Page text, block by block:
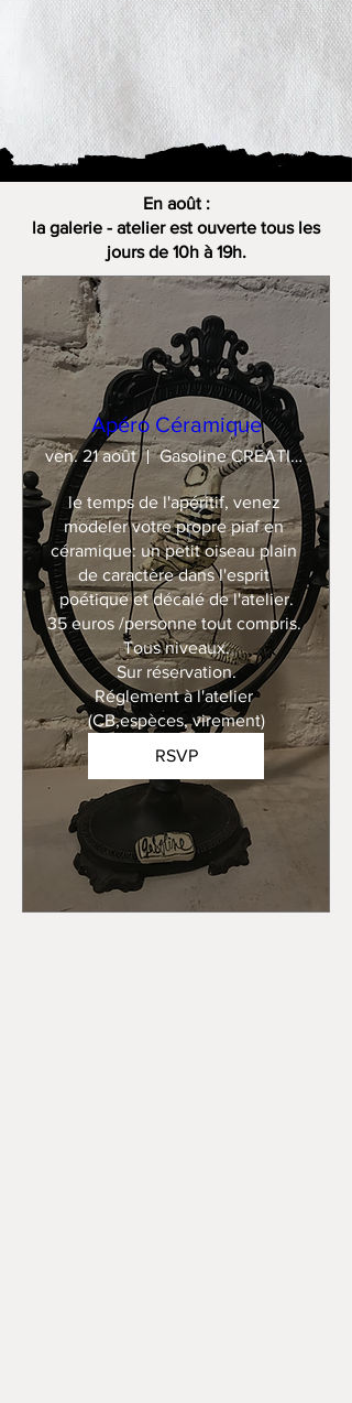
En août :
la galerie - atelier est ouverte tous les
jours de 10h à 19h.
Apéro Céramique
ven. 21 août Gasoline CREATION
le temps de l'apéritif, venez
modeler votre propre piaf en
céramique: un petit oiseau plain
de caractère dans l'esprit
poétique et décalé de l'atelier.
35 euros /personne tout compris.
Tous niveaux.
Sur réservation.
Réglement à l'atelier
(CB,espèces, virement)
RSVP